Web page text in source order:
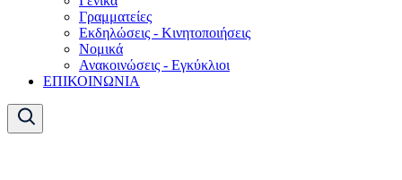
Γραμματείες
Εκδηλώσεις - Κινητοποιήσεις
Νομικά
Ανακοινώσεις - Εγκύκλιοι
ΕΠΙΚΟΙΝΩΝΙΑ